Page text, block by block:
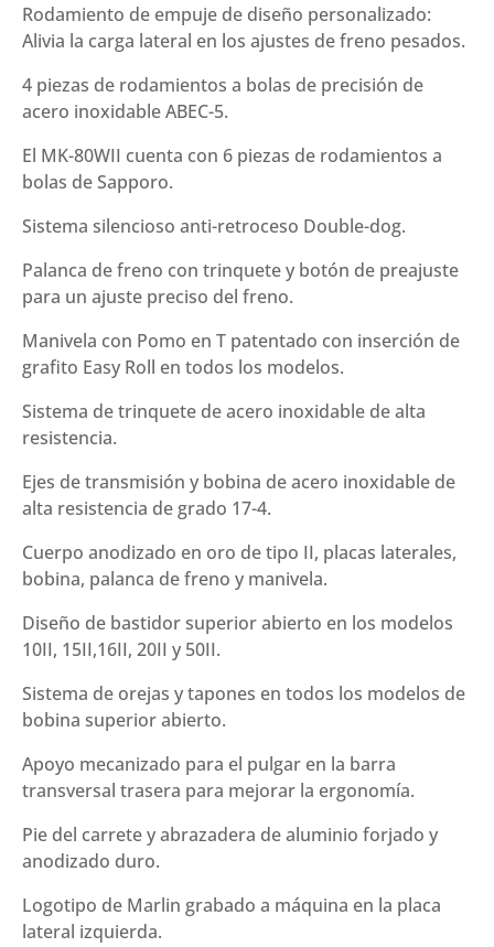
Rodamiento de empuje de diseño personalizado:
Alivia la carga lateral en los ajustes de freno pesados.
4 piezas de rodamientos a bolas de precisión de
acero inoxidable ABEC-5.
El MK-80WII cuenta con 6 piezas de rodamientos a
bolas de Sapporo.
Sistema silencioso anti-retroceso Double-dog.
Palanca de freno con trinquete y botón de preajuste
para un ajuste preciso del freno.
Manivela con Pomo en T patentado con inserción de
grafito Easy Roll en todos los modelos.
Sistema de trinquete de acero inoxidable de alta
resistencia.
Ejes de transmisión y bobina de acero inoxidable de
alta resistencia de grado 17-4.
Cuerpo anodizado en oro de tipo II, placas laterales,
bobina, palanca de freno y manivela.
Diseño de bastidor superior abierto en los modelos
10II, 15II,16II, 20II y 50II.
Sistema de orejas y tapones en todos los modelos de
bobina superior abierto.
Apoyo mecanizado para el pulgar en la barra
transversal trasera para mejorar la ergonomía.
Pie del carrete y abrazadera de aluminio forjado y
anodizado duro.
Logotipo de Marlin grabado a máquina en la placa
lateral izquierda.